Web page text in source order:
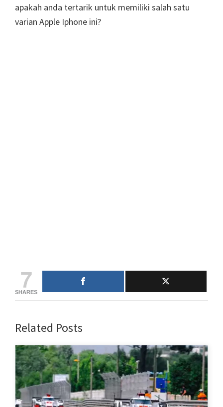
apakah anda tertarik untuk memiliki salah satu
varian Apple Iphone ini?
7
SHARES
Related Posts